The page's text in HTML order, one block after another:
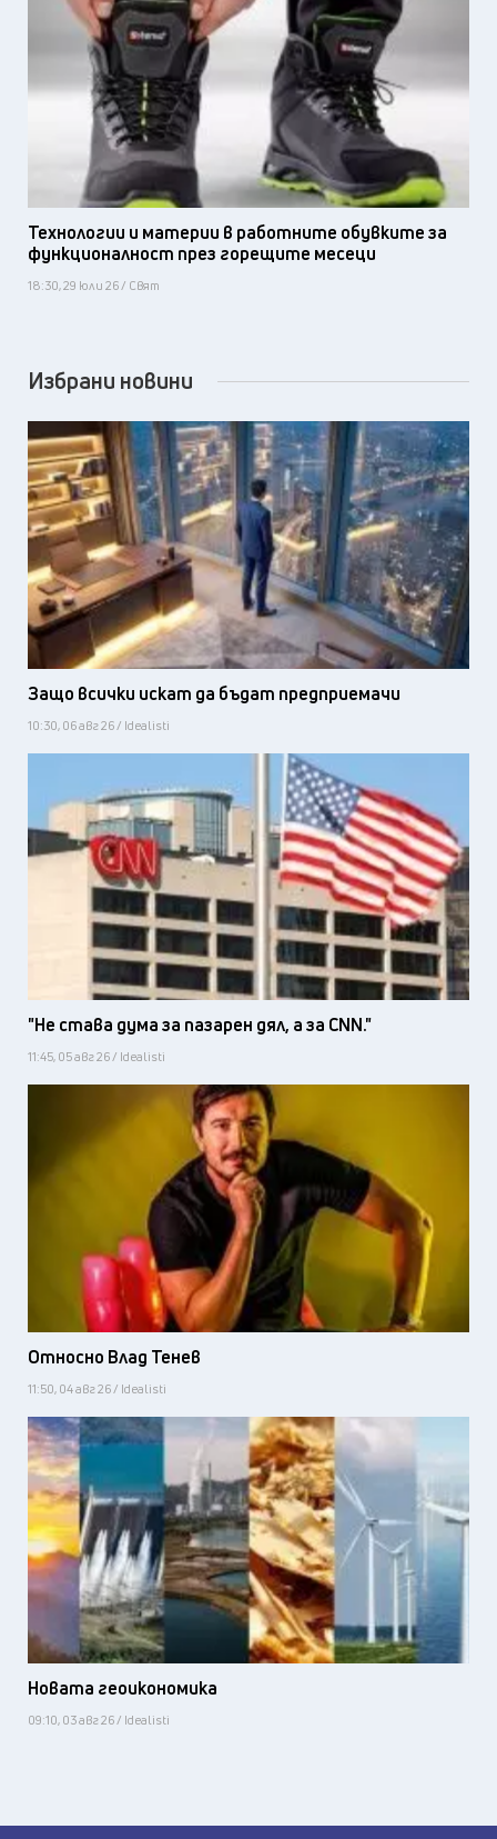
Технологии и материи в работните обувките за
функционалност през горещите месеци
18:30, 29 юли 26 / Свят
Избрани новини
Защо всички искат да бъдат предприемачи
10:30, 06 авг 26 / Idealisti
"Не става дума за пазарен дял, а за CNN."
11:45, 05 авг 26 / Idealisti
Относно Влад Тенев
11:50, 04 авг 26 / Idealisti
Новата геоикономика
09:10, 03 авг 26 / Idealisti